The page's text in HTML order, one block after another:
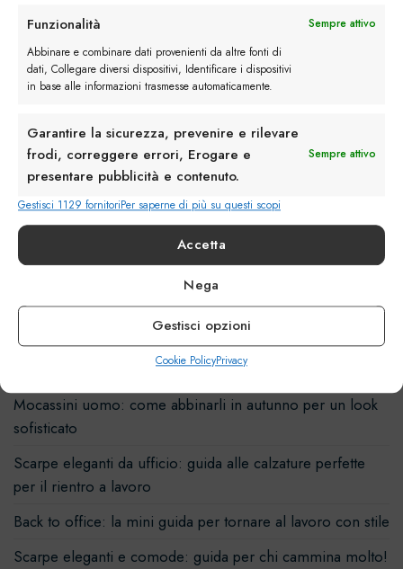
Funzionalità
Sempre attivo
Abbinare e combinare dati provenienti da altre fonti di
dati, Collegare diversi dispositivi, Identificare i dispositivi
in base alle informazioni trasmesse automaticamente.
Garantire la sicurezza, prevenire e rilevare
frodi, correggere errori, Erogare e
presentare pubblicità e contenuto.
Sempre attivo
Gestisci 1129 fornitoriPer saperne di più su questi scopi
Accetta
Nega
Gestisci opzioni
Cookie PolicyPrivacy
Mocassini
Moda Uomo
Scarpe Classiche
Scarpe Uomo
Style
Tendenze scarpe
Ultimi Articoli
Mocassini uomo: come abbinarli in autunno per un look
sofisticato
Scarpe eleganti da ufficio: guida alle calzature perfette
per il rientro a lavoro
Back to office: la mini guida per tornare al lavoro con stile
Scarpe eleganti e comode: guida per chi cammina molto!